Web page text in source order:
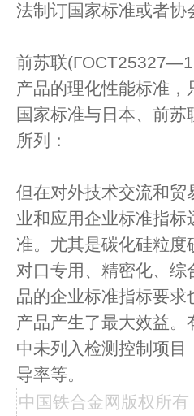
法制订国家标准或者协
前苏联
产品的理化性能标准
国家标准与日本、前
所列：
但在对外技术交流和贸
业和应用企业标准指
准。尤其是碳化硅粒
对口专用、精密化、
品的企业标准指标要
产品产生了最大效益
中未列入检测控制项
导率等。
中国铁合金网版权所